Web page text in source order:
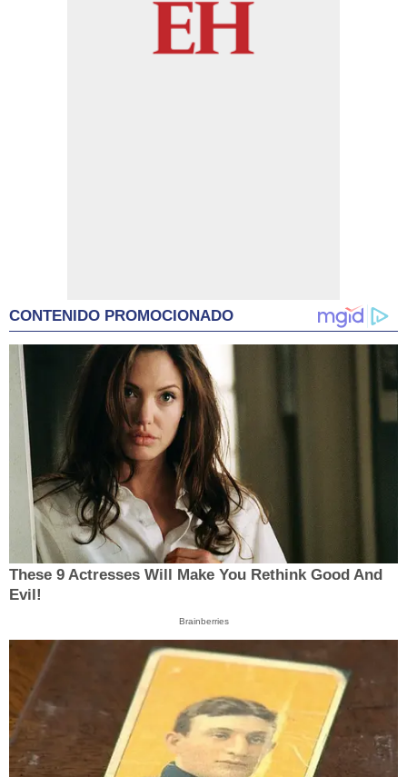
CONTENIDO PROMOCIONADO
These 9 Actresses Will Make You Rethink Good And
Evil!
Brainberries